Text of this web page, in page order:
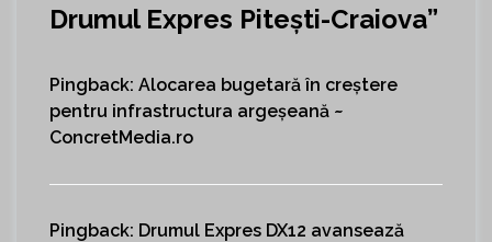
Drumul Expres Pitești-Craiova”
Pingback: Alocarea bugetară în creștere
pentru infrastructura argeșeană ~
ConcretMedia.ro
Pingback: Drumul Expres DX12 avansează